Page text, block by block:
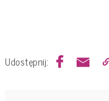
Udostępnij: